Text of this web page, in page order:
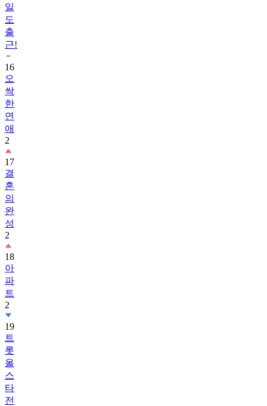
일
도
출
근!
16
오
싹
한
연
애
2
17
결
혼
의
완
성
2
18
아
파
트
2
19
트
롯
올
스
타
전